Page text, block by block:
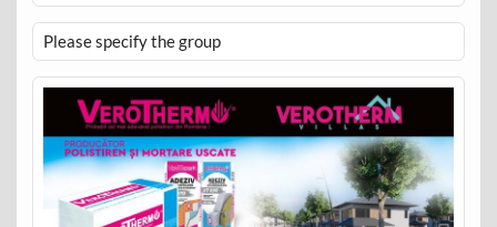
Please specify the group